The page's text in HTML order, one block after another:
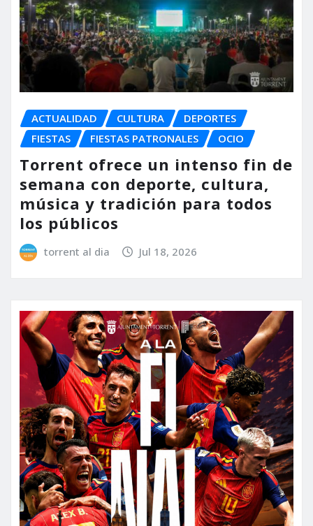
ACTUALIDAD CULTURA
DEPORTES
FIESTAS
FIESTAS PATRONALES OCIO
Torrent ofrece un intenso fin de
semana con deporte, cultura,
música y tradición para todos
los públicos
torrent al dia Jul 18, 2026